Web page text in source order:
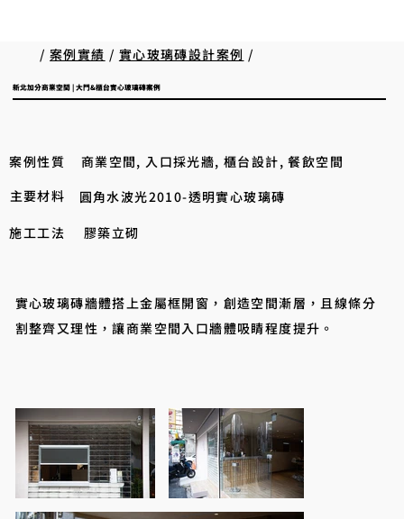
/案例實績 / 實心玻璃磚設計案例 /
實心玻璃磚牆體搭上金屬框開窗，創造空間漸層，且線條分
割整齊又理性，讓商業空間入口牆體吸睛程度提升。
案例性質
商業空間, 入口採光牆, 櫃台設計, 餐飲空間
主要材料
圓角水波光2010-透明實心玻璃磚
施工工法 膠築立砌
新北加分商業空間 | 大門&櫃台實心玻璃磚案例​